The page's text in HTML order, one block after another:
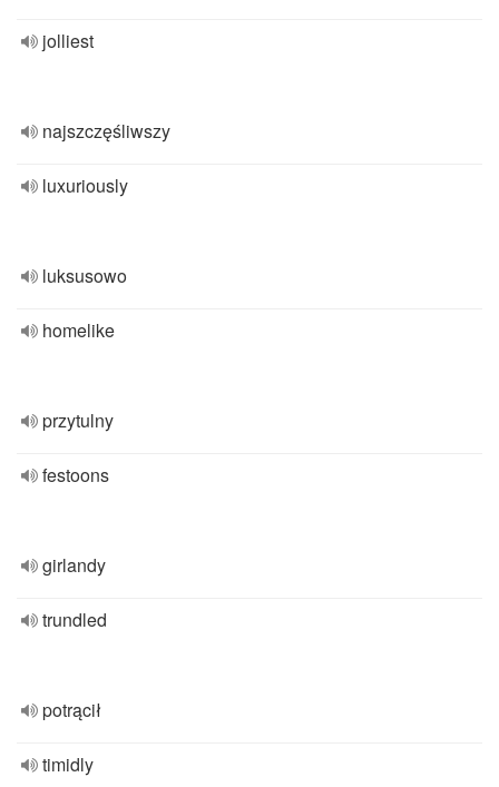
jolliest
najszczęśliwszy
luxuriously
luksusowo
homelike
przytulny
festoons
girlandy
trundled
potrącił
timidly